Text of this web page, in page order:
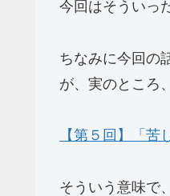
今回はそういっ
ちなみに今回の
が、実のところ
【第５回】「
そういう意味で